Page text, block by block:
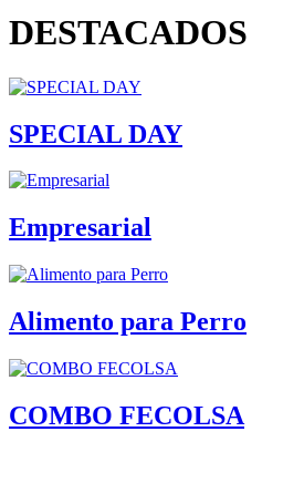
DESTACADOS
SPECIAL DAY
Empresarial
Alimento para Perro
COMBO FECOLSA